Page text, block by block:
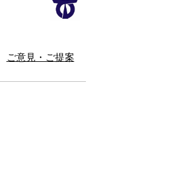
ご意見・ご提案